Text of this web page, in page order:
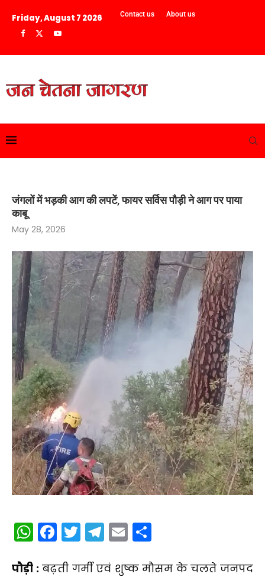
Friday, August 7 2026 Contact us About us
जंगलों में भड़की आग की लपटें, फायर सर्विस पौड़ी ने आग पर पाया
काबू
May 28, 2026
WhatsApp
Facebook
Twitter
Telegram
Email
पौड़ी : बढ़ती गर्मी एवं शुष्क मौसम के चलते जनपद